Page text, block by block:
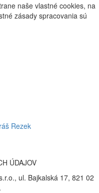
naše vlastné cookies, na
zásady spracovania sú
Rezek
ÚDAJOV
ul. Bajkalská 17, 821 02